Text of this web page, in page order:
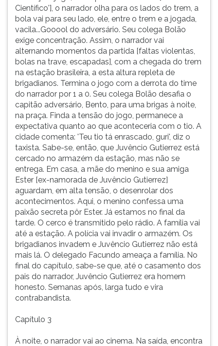
Científico'], o narrador olha para os lados do trem, a
bola vai para seu lado, ele, entre o trem e a jogada,
vacila...Gooool do adversário. Seu colega Bolão
exige concentração. Assim, o narrador vai
alternando momentos da partida [faltas violentas,
bolas na trave, escapadas], com a chegada do trem
na estação brasileira, a esta altura repleta de
brigadianos. Termina o jogo com a derrota do time
do narrador por 1 a 0. Seu colega Bolão desafia o
capitão adversário, Bento, para uma brigas à noite,
na praça. Finda a tensão do jogo, permanece a
expectativa quanto ao que aconteceria com o tio. A
cidade comenta: 'Teu tio tá enrascado, guri', diz o
taxista. Sabe-se, então, que Juvêncio Gutierrez está
cercado no armazém da estação, mas não se
entrega. Em casa, a mãe do menino e sua amiga
Ester [ex-namorada de Juvêncio Gutierrez]
aguardam, em alta tensão, o desenrolar dos
acontecimentos. Aqui, o menino confessa uma
paixão secreta pôr Ester. Já estamos no final da
tarde. O cerco é transmitido pelo rádio. A família vai
até a estação. A polícia vai invadir o armazém. Os
brigadianos invadem e Juvêncio Gutierrez não está
mais lá. O delegado Facundo ameaça a família. No
final do capítulo, sabe-se que, até o casamento dos
pais do narrador, Juvêncio Gutierrez era homem
honesto. Semanas após, larga tudo e vira
contrabandista.
Capítulo 3
À noite, o narrador vai ao cinema. Na saída, encontra